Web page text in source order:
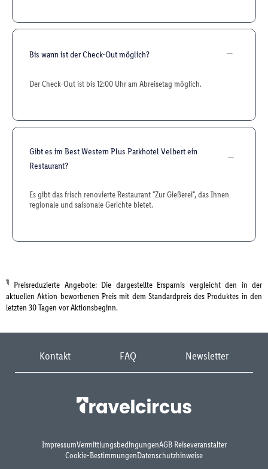
Bis wann ist der Check-Out möglich?
Der Check-Out ist bis 12:00 Uhr am Abreisetag möglich.
Gibt es im Best Western Plus Parkhotel Velbert ein
Restaurant?
Es gibt das frisch renovierte Restaurant "Zur Gießerei", das Ihnen
regionale und saisonale Gerichte bietet.
1) Preisreduzierte Angebote: Die dargestellte Ersparnis vergleicht den in der
aktuellen Aktion beworbenen Preis mit dem Standardpreis des Produktes in den
letzten 30 Tagen vor Aktionsbeginn.
Kontakt FAQ Newsletter
ImpressumVermittlungsbedingungenAGB Reiseveranstalter
Cookie-BestimmungenDatenschutzhinweise